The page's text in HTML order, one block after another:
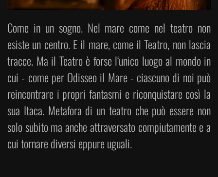
Come in un sogno. Nel mare come nel teatro non
esiste un centro. E il mare, come il Teatro, non lascia
tracce. Ma il Teatro è forse l‘unico luogo al mondo in
cui - come per Odisseo il Mare - ciascuno di noi può
reincontrare i propri fantasmi e riconquistare così la
sua Itaca. Metafora di un teatro che può essere non
solo subito ma anche attraversato compiutamente e a
cui tornare diversi eppure uguali.